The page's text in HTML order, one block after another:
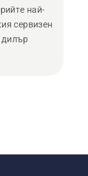
най-
сервизен
дилър